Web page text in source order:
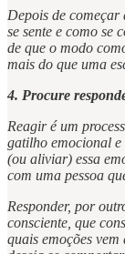
Depois de
se sente e como se
de que o modo
mais do que uma
4. Procure
Reagir é um
gatilho emocional e
(ou aliviar) essa
com uma pessoa
Responder, por
consciente, que
quais emoções